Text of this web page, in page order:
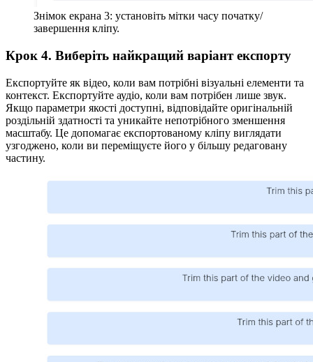
Знімок екрана 3: установіть мітки часу початку/
завершення кліпу.
Крок 4. Виберіть найкращий варіант експорту
Експортуйте як відео, коли вам потрібні візуальні елементи та
контекст. Експортуйте аудіо, коли вам потрібен лише звук.
Якщо параметри якості доступні, відповідайте оригінальній
роздільній здатності та уникайте непотрібного зменшення
масштабу. Це допомагає експортованому кліпу виглядати
узгоджено, коли ви переміщуєте його у більшу редаговану
частину.